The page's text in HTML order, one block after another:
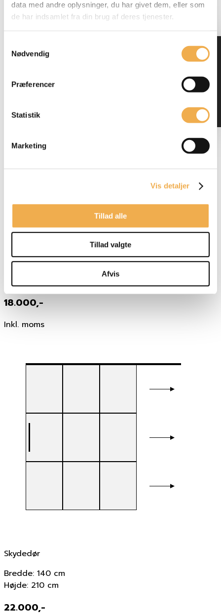
data med andre oplysninger, du har givet dem, eller som
de har indsamlet fra din brug af deres tjenester.
Nødvendig
Præferencer
Statistik
Marketing
Vis detaljer
Tillad alle
Tillad valgte
Afvis
Inkl. moms
18.000,-
Inkl. moms
Skydedør
Bredde: 140 cm
Højde: 210 cm
22.000,-
DOWNLOAD
KATALOG